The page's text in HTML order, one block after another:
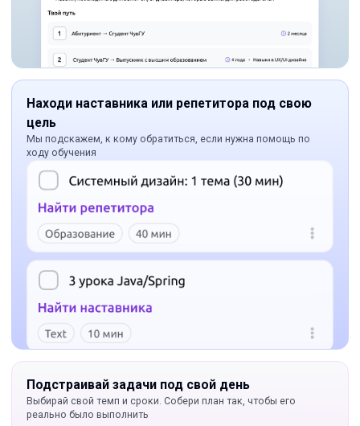
Находи наставника или репетитора под свою
цель
Мы подскажем, к кому обратиться, если нужна помощь по
ходу обучения
Подстраивай задачи под свой день
Выбирай свой темп и сроки. Собери план так, чтобы его
реально было выполнить